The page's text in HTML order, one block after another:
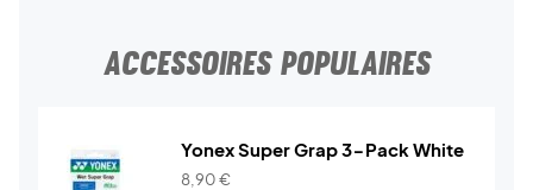
ACCESSOIRES POPULAIRES
Yonex Super Grap 3-Pack White
8,90€